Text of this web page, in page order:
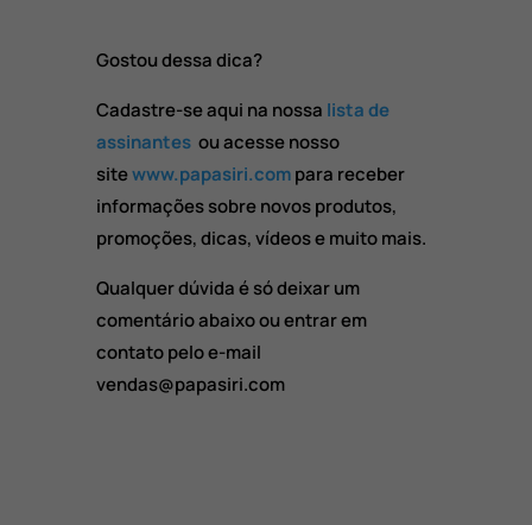
Gostou dessa dica?
Cadastre-se aqui na nossa lista de
assinantesou acesse nosso
sitewww.papasiri.compara receber
informações sobre novos produtos,
promoções, dicas, vídeos e muito mais.
Qualquer dúvida é só deixar um
comentário abaixo ou entrar em
contato pelo e-mail
vendas@papasiri.com